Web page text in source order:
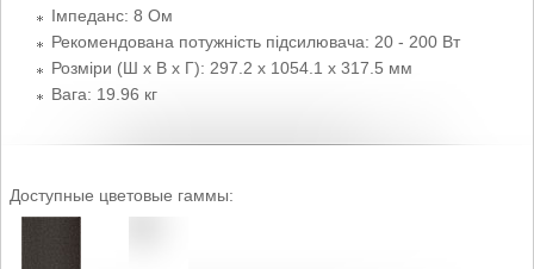
Імпеданс: 8 Ом
Рекомендована потужність підсилювача: 20 - 200 Вт
Розміри (Ш x В x Г): 297.2 x 1054.1 x 317.5 мм
Вага: 19.96 кг
Доступные цветовые гаммы: